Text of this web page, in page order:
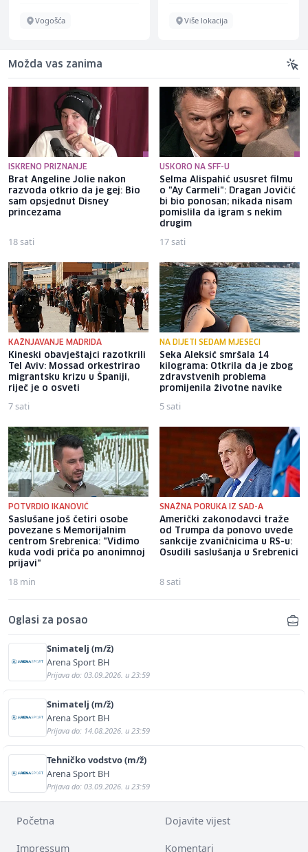
Vogošća Više lokacija
Možda vas zanima
ISKRENO PRIZNANJE
Brat Angeline Jolie nakon
razvoda otkrio da je gej: Bio
sam opsjednut Disney
princezama
18 sati
USKORO NA SFF-U
Selma Alispahić ususret filmu
o "Ay Carmeli": Dragan Jovičić
bi bio ponosan; nikada nisam
pomislila da igram s nekim
drugim
17 sati
KAŽNJAVANJE MADRIDA
Kineski obavještajci razotkrili
Tel Aviv: Mossad orkestrirao
migrantsku krizu u Španiji,
riječ je o osveti
7 sati
NA DIJETI SEDAM MJESECI
Seka Aleksić smršala 14
kilograma: Otkrila da je zbog
zdravstvenih problema
promijenila životne navike
5 sati
POTVRDIO IKANOVIĆ
Saslušane još četiri osobe
povezane s Memorijalnim
centrom Srebrenica: "Vidimo
kuda vodi priča po anonimnoj
prijavi"
18 min
SNAŽNA PORUKA IZ SAD-A
Američki zakonodavci traže
od Trumpa da ponovo uvede
sankcije zvaničnicima u RS-u:
Osudili saslušanja u Srebrenici
8 sati
Oglasi za posao
Snimatelj (m/ž)
Arena Sport BH
Prijava do: 03.09.2026. u 23:59
Snimatelj (m/ž)
Arena Sport BH
Prijava do: 14.08.2026. u 23:59
Tehničko vodstvo (m/ž)
Arena Sport BH
Prijava do: 03.09.2026. u 23:59
Početna Dojavite vijest
Impressum Komentari